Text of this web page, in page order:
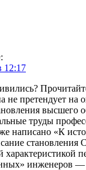
:
12:17
не претендует на
высшего
труды
же написано «К
характеристикой
инженеров —